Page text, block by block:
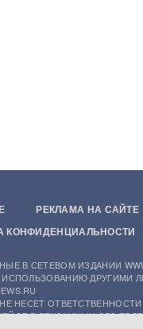
РЕКЛАМА НА САЙТЕ
КОНФИДЕНЦИАЛЬНОСТИ
В СЕТЕВОМ ИЗДАНИИ
ДРУГИМИ
НЕСЕТ
В РЕКЛАМНЫХ